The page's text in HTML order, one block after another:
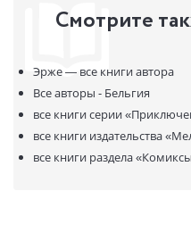
Смотрите
Эрже — все книги автора
Все авторы - Бельгия
все книги серии
все книги издательства
все книги раздела